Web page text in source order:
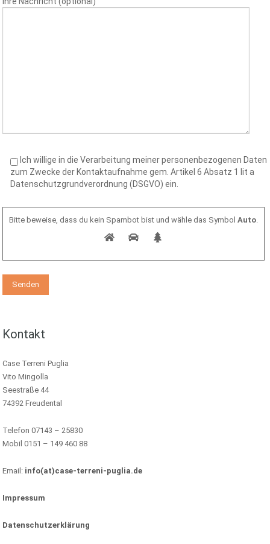
Ich willige in die Verarbeitung meiner personenbezogenen Daten
zum Zwecke der Kontaktaufnahme gem. Artikel 6 Absatz 1 lit a
Datenschutzgrundverordnung (DSGVO) ein.
Bitte beweise, dass du kein Spambot bist und wähle das Symbol Auto.
Kontakt
Case Terreni Puglia
Vito Mingolla
Seestraße 44
74392 Freudental
Telefon 07143 – 25830
Mobil 0151 – 149 460 88
Email: info(at)case-terreni-puglia.de
Impressum
Datenschutzerklärung